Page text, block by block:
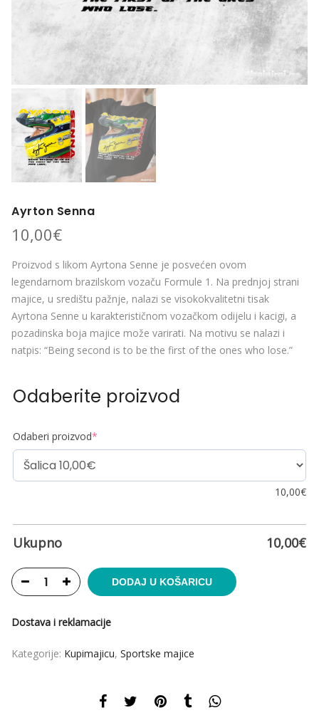
Ayrton Senna
10,00€
Proizvod s likom Ayrtona Senne je posvećen ovom
legendarnom brazilskom vozaču Formule 1. Na prednjoj strani
majice, u središtu pažnje, nalazi se visokokvalitetni tisak
Ayrtona Senne u karakterističnom vozačkom odijelu i kacigi, a
pozadinska boja majice može varirati. Na motivu se nalazi i
natpis: “Being second is to be the first of the ones who lose.”
Odaberite proizvod
Odaberi proizvod*
10,00€
Ukupno 10,00€
DODAJ U KOŠARICU
Dostava i reklamacije
Kategorije: Kupimajicu, Sportske majice